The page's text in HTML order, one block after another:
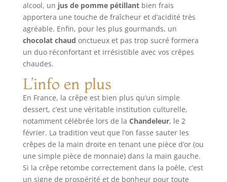
alcool, un jus de pomme pétillantbien frais
apportera une touche de fraîcheur et d’acidité très
agréable. Enfin, pour les plus gourmands, un
chocolat chaud onctueux et pas trop sucré formera
un duo réconfortant et irrésistible avec vos crêpes
chaudes.
L’info en plus
En France, la crêpe est bien plus qu’un simple
dessert, c’est une véritable institution culturelle,
notamment célébrée lors de la Chandeleur, le 2
février. La tradition veut que l’on fasse sauter les
crêpes de la main droite en tenant une pièce d’or (ou
une simple pièce de monnaie) dans la main gauche.
Si la crêpe retombe correctement dans la poêle, c’est
un signe de prospérité et de bonheur pour toute